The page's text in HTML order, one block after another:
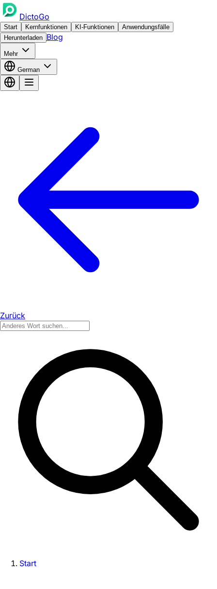
DictoGo
Start Kernfunktionen KI-Funktionen
Anwendungsfälle
Herunterladen Blog
Mehr
German
Zurück
Start